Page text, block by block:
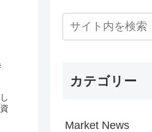
カテゴリー
Market News